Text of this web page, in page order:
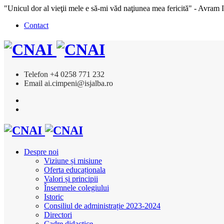
"Unicul dor al vieţii mele e să-mi văd naţiunea mea fericită" - Avram
Contact
Telefon +4 0258 771 232
Email ai.cimpeni@isjalba.ro
Despre noi
Viziune și misiune
Oferta educaționala
Valori și principii
Însemnele colegiului
Istoric
Consiliul de administrație 2023-2024
Directori